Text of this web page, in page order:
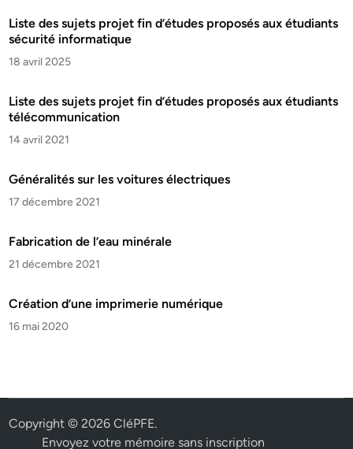
Liste des sujets projet fin d’études proposés aux étudiants
sécurité informatique
18 avril 2025
Liste des sujets projet fin d’études proposés aux étudiants
télécommunication
14 avril 2021
Généralités sur les voitures électriques
17 décembre 2021
Fabrication de l’eau minérale
21 décembre 2021
Création d’une imprimerie numérique
16 mai 2020
Copyright © 2026CléPFE.
Envoyez votre mémoire sans inscription